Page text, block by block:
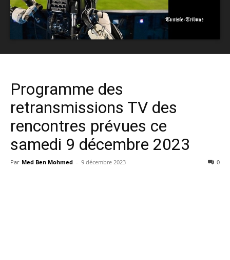
Programme des
retransmissions TV des
rencontres prévues ce
samedi 9 décembre 2023
Par Med Ben Mohmed - 9 décembre 2023 0